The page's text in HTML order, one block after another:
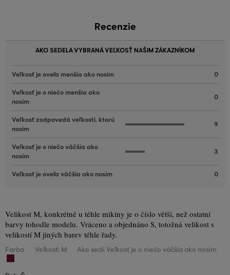
Recenzie
AKO SEDELA VYBRANÁ VEĽKOSŤ NAŠIM ZÁKAZNÍKOM
Veľkosť je oveľa menšia ako nosím 0
Veľkosť je o niečo menšia ako
nosím
0
Veľkosť zodpovedá veľkosti, ktorú
nosím
9
Veľkosť je o niečo väčšia ako
nosím
3
Veľkosť je oveľa väčšia ako nosím 0
Velikost M, konkrétně u téhle mikiny je o číslo větší, než ostatní
barvy tohodle modelu. Vráceno a objednáno S, totožná velikost s
velikostí M jiných barev téhle řady.
Farba Veľkosť: M Ako sedí: Veľkosť je o niečo väčšia ako nosím